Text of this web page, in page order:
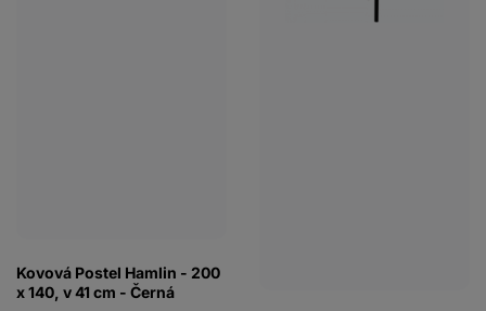
Kovová Postel Hamlin - 200
x 140, v 41 cm - Černá